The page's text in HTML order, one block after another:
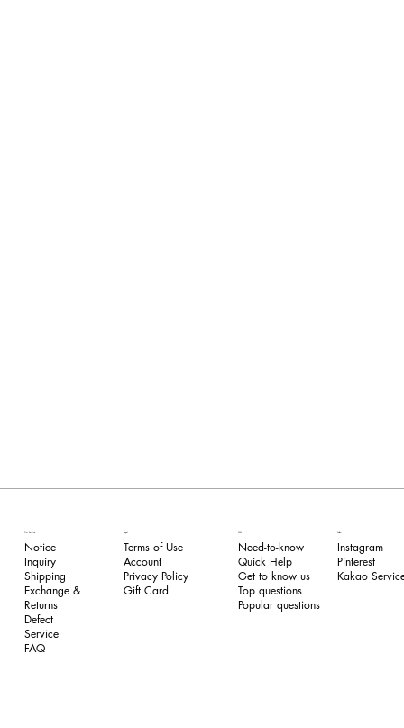
Our Service
Notice
Inquiry
Shipping
Exchange &
Returns
​Defect
Service
FAQ
Legal
Terms of Use
​Account
Privacy Policy
​Gift Card
Need-to-know
Quick Help
Get to know us
Top questions
Popular questions
Follow
Instagram
Pinterest​
Kakao